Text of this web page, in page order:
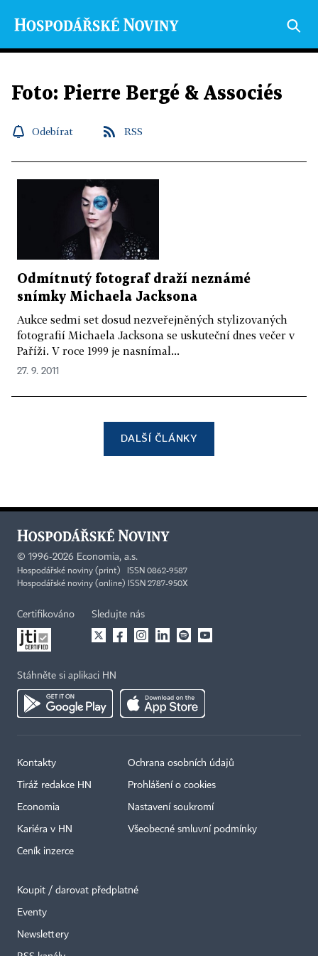
Foto: Pierre Bergé & Associés
Odebírat RSS
Odmítnutý fotograf draží neznámé
snímky Michaela Jacksona
Aukce sedmi set dosud nezveřejněných stylizovaných
fotografií Michaela Jacksona se uskuteční dnes večer v
Paříži. V roce 1999 je nasnímal...
27. 9. 2011
DALŠÍ ČLÁNKY
© 1996-2026 Economia, a.s.
Hospodářské noviny (print) ISSN 0862-9587
Hospodářské noviny (online) ISSN 2787-950X
Certifikováno Sledujte nás
Stáhněte si aplikaci HN
Kontakty
Tiráž redakce HN
Economia
Kariéra v HN
Ceník inzerce
Ochrana osobních údajů
Prohlášení o cookies
Nastavení soukromí
Všeobecné smluvní podmínky
Koupit / darovat předplatné
Eventy
Newslettery